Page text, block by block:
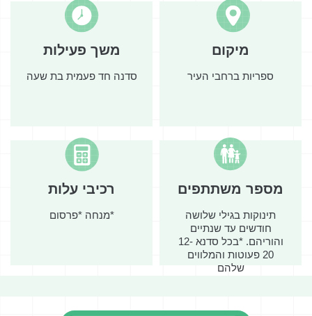
מיקום
ספריות ברחבי העיר
משך פעילות
סדנה חד פעמית בת שעה
מספר משתתפים
תינוקות בגילי שלושה
חודשים עד שנתיים
והוריהם. *בכל סדנא 12-
20 פעוטות והמלווים
שלהם
רכיבי עלות
*מנחה *פרסום